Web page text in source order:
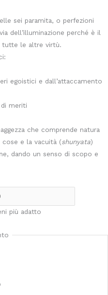
sei paramita, o perfezioni
dell’illuminazione perché è il
tutte le altre virtù.
egoistici e dall’attaccamento
meriti
che comprende natura
e la vacuità (shunyata)
dando un senso di scopo e
più adatto